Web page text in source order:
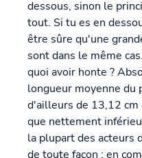
dessous, sinon le
tout. Si tu es en
être sûre qu'une
sont dans le même
quoi avoir honte ?
longueur moyenne du
d'ailleurs de 13,12 cm
que nettement
la plupart des acteurs
de toute façon : en